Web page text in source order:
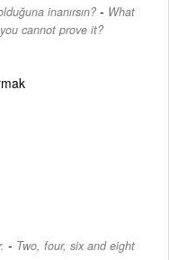
inanırsın? - What
cannot prove it?
- Two, four, six and eight